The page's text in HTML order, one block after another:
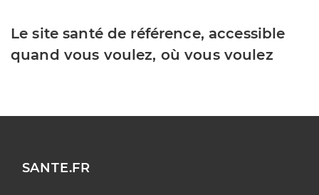
Le site santé de référence, accessible
quand vous voulez, où vous voulez
SANTE.FR